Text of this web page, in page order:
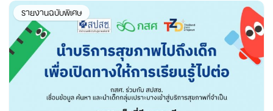
รายงานฉบับพิเศษ